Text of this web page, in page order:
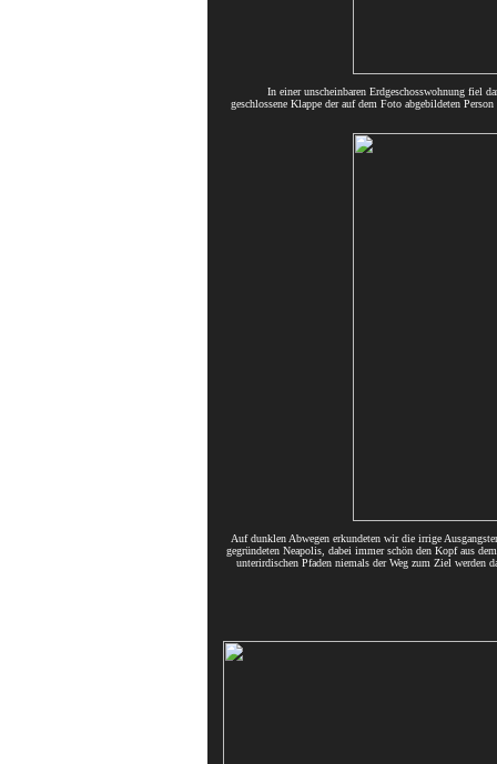
In einer unscheinbaren Erdgeschosswohnung fiel
geschlossene Klappe der auf dem Foto abgebildeten
Auf dunklen Abwegen erkundeten wir die irrige
gegründeten Neapolis, dabei immer schön den Kopf aus
unterirdischen Pfaden niemals der Weg zum Ziel